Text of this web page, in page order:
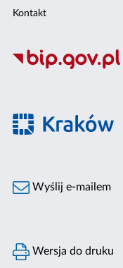
Kontakt
Wyślij e-mailem
Wersja do druku